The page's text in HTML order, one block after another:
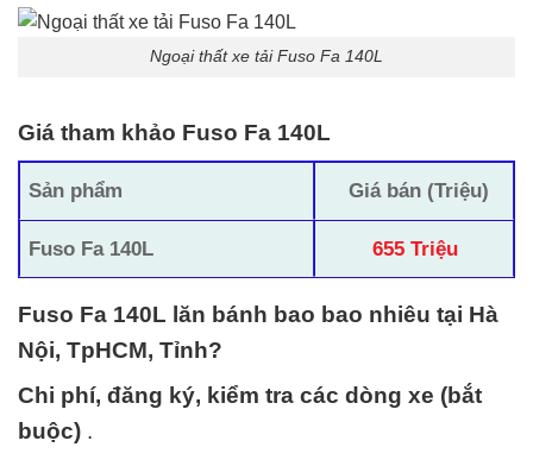
Ngoại thất xe tải Fuso Fa 140L
Giá tham khảo Fuso Fa 140L
Sản phẩm Giá bán (Triệu)
Fuso Fa 140L 655 Triệu
Fuso Fa 140L lăn bánh bao bao nhiêu tại Hà
Nội, TpHCM, Tỉnh?
Chi phí, đăng ký, kiểm tra các dòng xe (bắt
buộc) .